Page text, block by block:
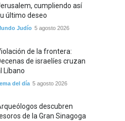
cumpliendo así
último deseo
Judío 5 agosto 2026
de la frontera:
de israelíes cruzan
Líbano
del día 5 agosto 2026
descubren
de la Gran Sinagoga